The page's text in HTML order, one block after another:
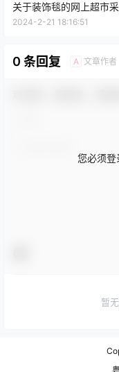
关于装饰毯的网上超市
目终止公告
2024-2-21 18:16:51
0 条回复 A 文章作者
您必须登
暂